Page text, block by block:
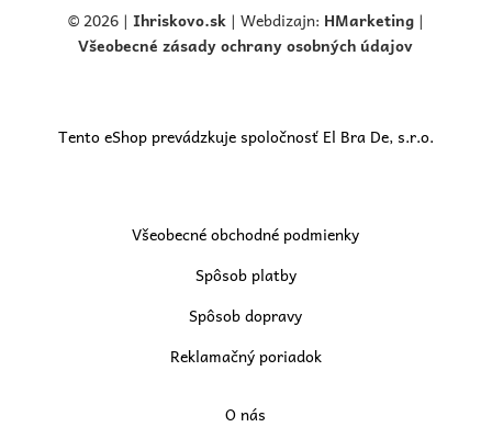
© 2026 | Ihriskovo.sk| Webdizajn: HMarketing |
Všeobecné zásady ochrany osobných údajov
Tento eShop prevádzkuje spoločnosť El Bra De, s.r.o.
Všeobecné obchodné podmienky
Spôsob platby
Spôsob dopravy
Reklamačný poriadok
O nás